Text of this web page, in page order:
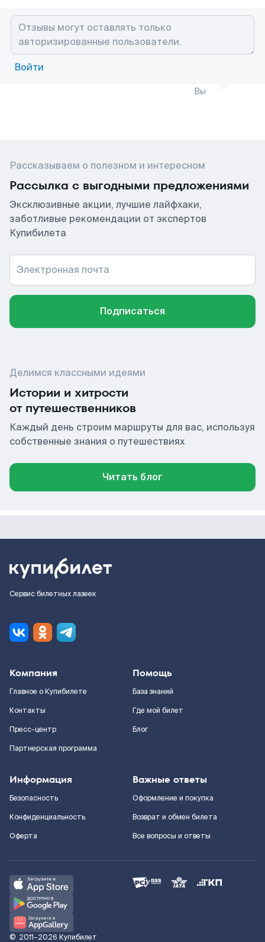
Войти
Вы
Рассказываем о полезном и интересном
Рассылка с выгодными предложениями
Эксклюзивные акции, лучшие лайфхаки,
заботливые рекомендации от экспертов
Купибилета
Электронная почта
Подписаться
Делимся классными идеями
Истории и хитрости
от путешественников
Каждый день строим маршруты для вас, используя
собственные знания о путешествиях
Читать блог
Сервис билетных лазеек
Компания
Главное о Купибилете
Контакты
Пресс-центр
Партнерская программа
Помощь
База знаний
Где мой билет
Блог
Информация
Безопасность
Конфиденциальность
Оферта
Важные ответы
Оформление и покупка
Возврат и обмен билета
Все вопросы и ответы
© 2011–2026 Купибилет